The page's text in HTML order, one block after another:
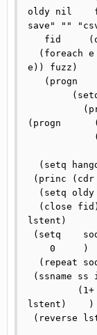
oldy nil
save" ""
e)) fuzz)
(progn	    (setq index 1)
lstent)
    0	  )    index 0  )
lstent)
(reverse